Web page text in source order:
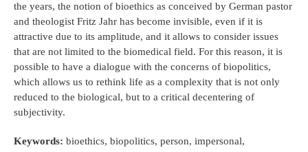
the years, the notion of bioethics as conceived by German pastor
and theologist Fritz Jahr has become invisible, even if it is
attractive due to its amplitude, and it allows to consider issues
that are not limited to the biomedical field. For this reason, it is
possible to have a dialogue with the concerns of biopolitics,
which allows us to rethink life as a complexity that is not only
reduced to the biological, but to a critical decentering of
subjectivity.
Keywords: bioethics, biopolitics, person, impersonal,